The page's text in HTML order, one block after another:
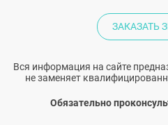
ЗАКАЗАТЬ
Вся информация на сайте
не заменяет
Обязательно